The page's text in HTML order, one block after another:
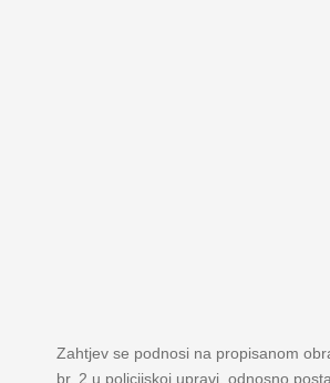
Zahtjev se podnosi na propisanom
br. 2 u policijskoj upravi, odnosno